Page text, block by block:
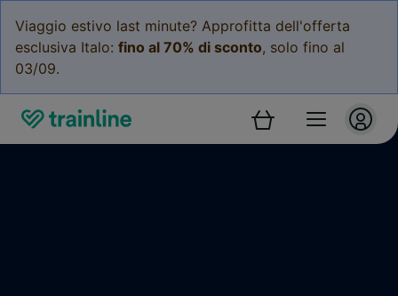
Viaggio estivo last minute? Approfitta dell'offerta
esclusiva Italo: fino al 70% di sconto, solo fino al
03/09.